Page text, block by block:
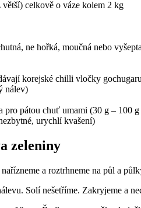
celkově o váze kolem 2 kg
ne hořká, moučná nebo
korejské chilli vločky
nálev)
pro pátou chuť umami (30 g – 100
urychlí kvašení)
zeleniny
a roztrhneme na půl a
Solí nešetříme. Zakryjeme a